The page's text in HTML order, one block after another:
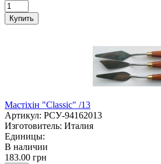
Купить
Мастіхін "Classic" /13
Артикул: РСУ-94162013
Изготовитель: Италия
Единицы:
В наличии
183.00 грн